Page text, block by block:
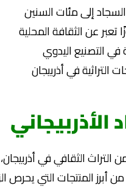
إلى مئات السنين
عن الثقافة المحلية
في التصنيع اليدوي
التراثية في أذربيجان
الأذربيجاني
الثقافي في
أبرز المنتجات التي يحرص